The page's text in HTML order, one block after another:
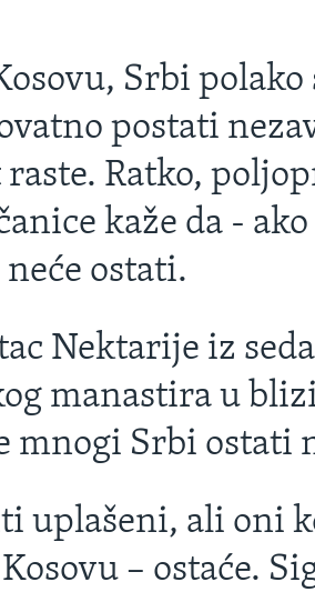
Srbi polako
postati
Ratko,
kaže da -
ostati.
Nektarije iz
manastira u
mnogi Srbi ostati
uplašeni, ali oni
– ostaće.